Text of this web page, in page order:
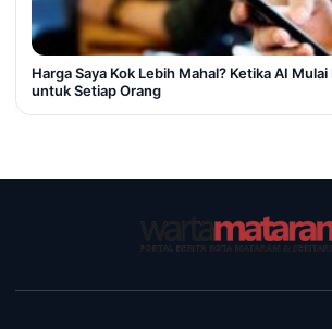
Harga Saya Kok Lebih Mahal? Ketika AI
untuk Setiap Orang